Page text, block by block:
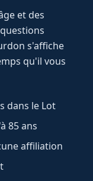
et des
s'affiche
qu'il vous
dans le Lot
85 ans
affiliation